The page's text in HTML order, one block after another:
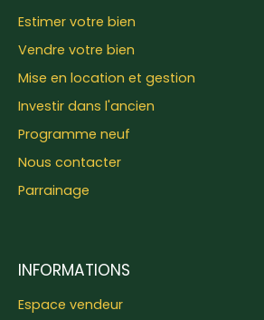
Estimer votre bien
Vendre votre bien
Mise en location et gestion
Investir dans l'ancien
Programme neuf
Nous contacter
Parrainage
INFORMATIONS
Espace vendeur